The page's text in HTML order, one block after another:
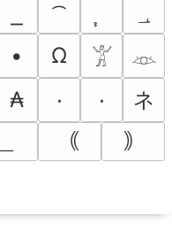
؀
• Ω 𓀠
𓁺
₳ ٠ ۰
ネ
｟ ｠